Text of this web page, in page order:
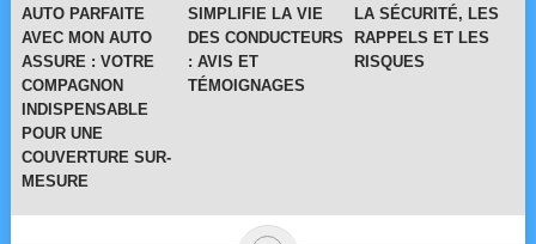
AUTO PARFAITE
AVEC MON AUTO
ASSURE : VOTRE
COMPAGNON
INDISPENSABLE
POUR UNE
COUVERTURE SUR-
MESURE
SIMPLIFIE LA VIE
DES CONDUCTEURS
: AVIS ET
TÉMOIGNAGES
LA SÉCURITÉ, LES
RAPPELS ET LES
RISQUES